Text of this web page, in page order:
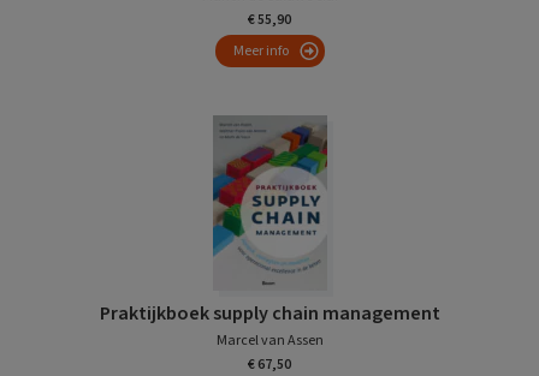
€ 55,90
Meer info
Praktijkboek supply chain management
Marcel van Assen
€ 67,50